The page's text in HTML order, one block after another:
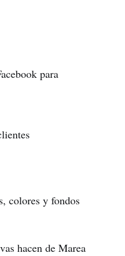
para
colores y fondos
hacen de Marea